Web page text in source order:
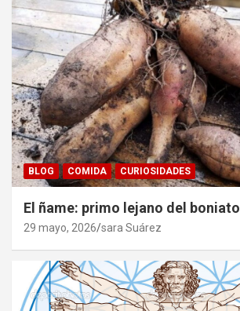
BLOG COMIDA CURIOSIDADES
El ñame: primo lejano del boniato
29 mayo, 2026 sara Suárez